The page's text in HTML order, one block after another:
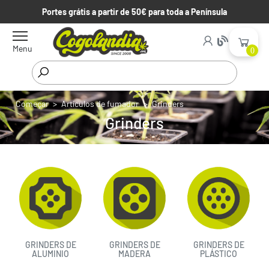
Portes grátis a partir de 50€ para toda a Península
Menu 0
Começar Artículos de fumador Grinders
Grinders
GRINDERS DE
ALUMINIO
GRINDERS DE
MADERA
GRINDERS DE
PLÁSTICO